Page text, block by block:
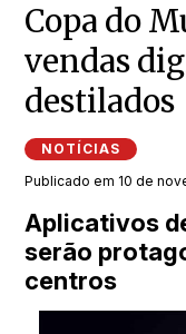
Copa do
vendas
destilados
NOTÍCIAS
Publicado em 10 de
Aplicativos
serão
centros